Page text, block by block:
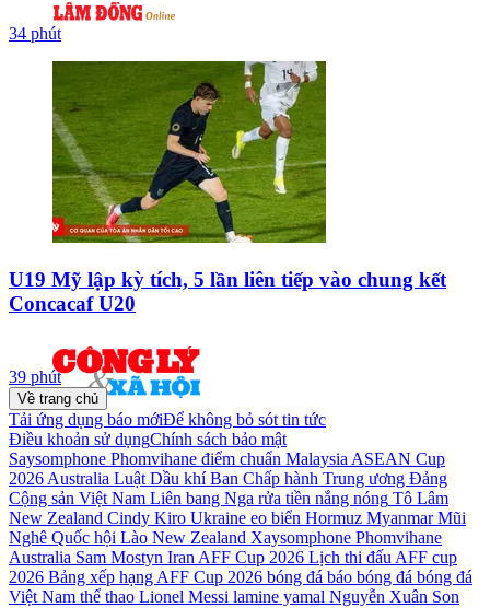
34 phút
U19 Mỹ lập kỳ tích, 5 lần liên tiếp vào chung kết
Concacaf U20
39 phút
Về trang chủ
Tải ứng dụng báo mớiĐể không bỏ sót tin tức
Điều khoản sử dụngChính sách bảo mật
Saysomphone Phomvihane điểm chuẩn Malaysia ASEAN Cup
2026 Australia Luật Dầu khí Ban Chấp hành Trung ương Đảng
Cộng sản Việt Nam Liên bang Nga rửa tiền nắng nóng Tô Lâm
New Zealand Cindy Kiro Ukraine eo biển Hormuz Myanmar Mũi
Nghê Quốc hội Lào New Zealand Xaysomphone Phomvihane
Australia Sam Mostyn Iran AFF Cup 2026 Lịch thi đấu AFF cup
2026 Bảng xếp hạng AFF Cup 2026 bóng đá báo bóng đá bóng đá
Việt Nam thể thao Lionel Messi lamine yamal Nguyễn Xuân Son